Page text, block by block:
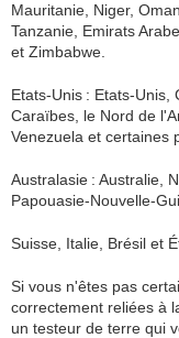
Mauritanie, Niger,
Tanzanie, Emirats
et Zimbabwe.
Etats-Unis : Etats-Unis,
Caraïbes, le Nord de
Venezuela et certaines
Australasie : Australie,
Papouasie-Nouvelle-
Suisse, Italie, Brésil et
Si vous n'êtes pas
correctement reliées à
un testeur de terre qui